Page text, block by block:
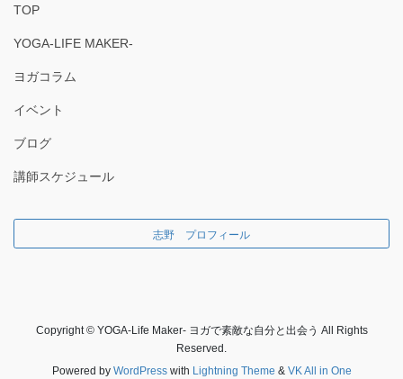
TOP
YOGA-LIFE MAKER-
ヨガコラム
イベント
ブログ
講師スケジュール
志野 プロフィール
Copyright © YOGA-Life Maker- ヨガで素敵な自分と出会う All Rights
Reserved.
Powered by WordPresswith Lightning Theme & VK All in One